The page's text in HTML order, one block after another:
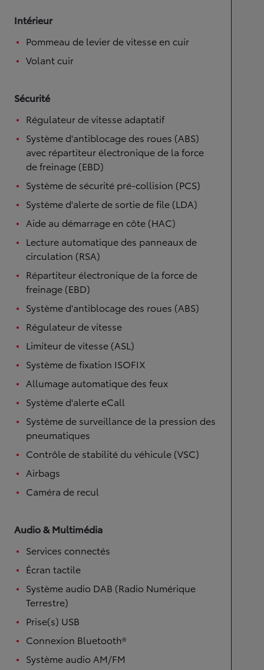
Intérieur
Pommeau de levier de vitesse en cuir
Volant cuir
Sécurité
Régulateur de vitesse adaptatif
Système d'antiblocage des roues (ABS)
avec répartiteur électronique de la force
de freinage (EBD)
Système de sécurité pré-collision (PCS)
Système d'alerte de sortie de file (LDA)
Aide au démarrage en côte (HAC)
Lecture automatique des panneaux de
circulation (RSA)
Répartiteur électronique de la force de
freinage (EBD)
Système d'antiblocage des roues (ABS)
Régulateur de vitesse
Limiteur de vitesse (ASL)
Système de fixation ISOFIX
Allumage automatique des feux
Système d'alerte eCall
Système de surveillance de la pression des
pneumatiques
Contrôle de stabilité du véhicule (VSC)
Airbags
Caméra de recul
Audio & Multimédia
Services connectés
Écran tactile
Système audio DAB (Radio Numérique
Terrestre)
Prise(s) USB
Connexion Bluetooth®
Système audio AM/FM